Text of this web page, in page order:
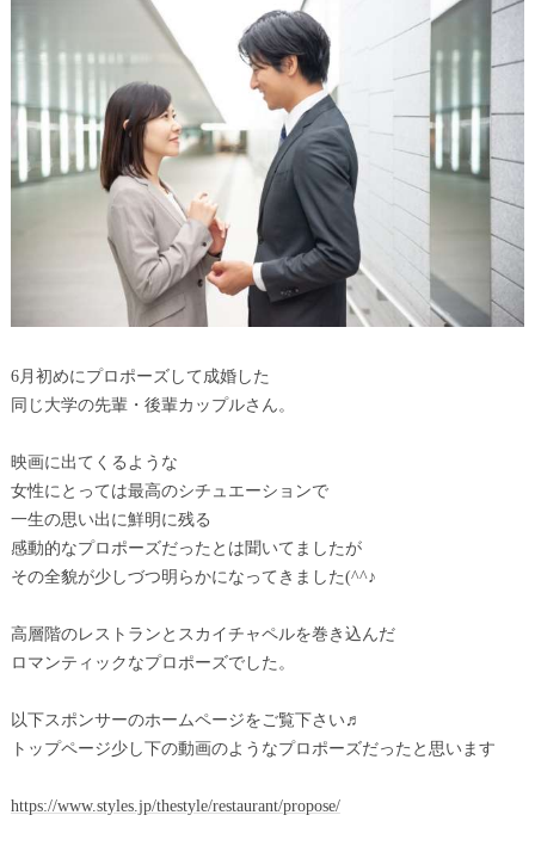
6月初めにプロポーズして成婚した
同じ大学の先輩・後輩カップルさん。
映画に出てくるような
女性にとっては最高のシチュエーションで
一生の思い出に鮮明に残る
感動的なプロポーズだったとは聞いてましたが
その全貌が少しづつ明らかになってきました(^^♪
高層階のレストランとスカイチャペルを巻き込んだ
ロマンティックなプロポーズでした。
以下スポンサーのホームページをご覧下さい♬
トップページ少し下の動画のようなプロポーズだったと思います
https://www.styles.jp/thestyle/restaurant/propose/